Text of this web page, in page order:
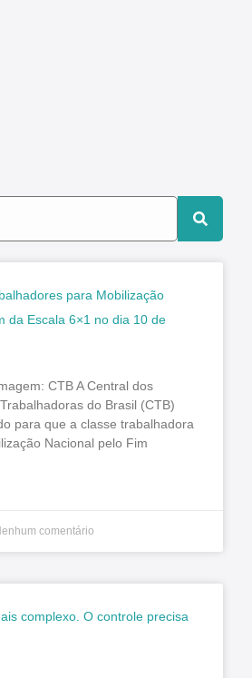
para Mobilização
da Escala 6×1 no dia 10 de
CTB A Central dos
do Brasil (CTB)
para que a classe trabalhadora
Nacional pelo Fim
comentário
complexo. O controle precisa